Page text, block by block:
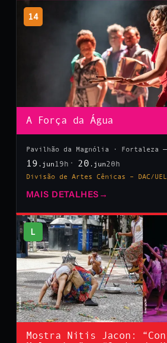
14
A Força da Água
Pavilhão da Magnólia · Fortaleza —
19 .jun 19h 20 .jun20h
Divisão de Artes Cênicas – DAC/UEL
MAIS DETALHES →
L
Mostra Nitis Jacon: